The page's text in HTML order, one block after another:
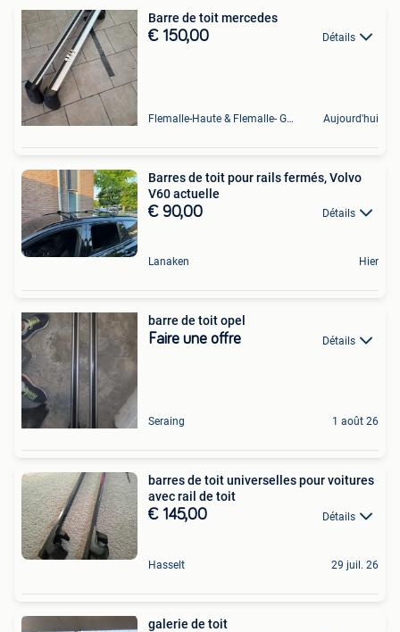
Barre de toit mercedes
€ 150,00 Détails
Flemalle-Haute & Flemalle- Grande & Partie Awirs Aujourd'hui
Barres de toit pour rails fermés, Volvo
V60 actuelle
€ 90,00 Détails
Lanaken Hier
barre de toit opel
Faire une offre Détails
Seraing 1 août 26
barres de toit universelles pour voitures
avec rail de toit
€ 145,00 Détails
Hasselt 29 juil. 26
galerie de toit